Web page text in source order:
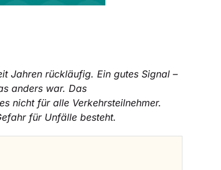
Jahren rückläufig. Ein gutes Signal –
anders war. Das
nicht für alle Verkehrsteilnehmer.
für Unfälle besteht.